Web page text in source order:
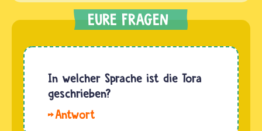
In welcher Sprache ist die Tora
geschrieben?